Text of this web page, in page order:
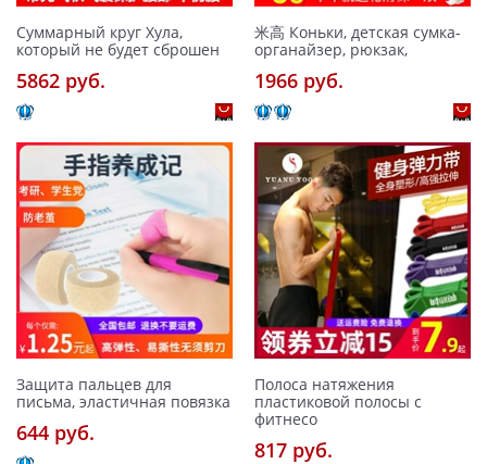
Суммарный круг Хула,
который не будет сброшен
5862 pуб.
米高 Коньки, детская сумка-
органайзер, рюкзак,
1966 pуб.
Защита пальцев для
письма, эластичная повязка
644 pуб.
Полоса натяжения
пластиковой полосы с
фитнесо
817 pуб.